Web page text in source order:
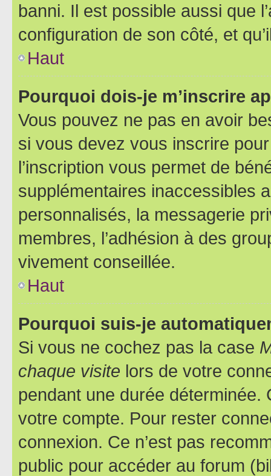
banni. Il est possible aussi que
configuration de son côté, et
Haut
Pourquoi dois-je m’inscrire
Vous pouvez ne pas en avoir
si vous devez vous inscrire
l’inscription vous permet de
supplémentaires inaccessibles
personnalisés, la messagerie
membres, l’adhésion à des
vivement conseillée.
Haut
Pourquoi suis-je
Si vous ne cochez pas la case
chaque visite lors de votre
pendant une durée déterminée.
votre compte. Pour rester
connexion. Ce n’est pas
public pour accéder au forum